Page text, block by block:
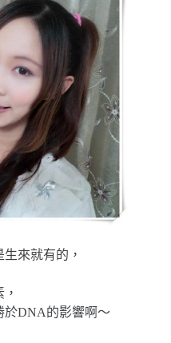
來就有的，
於DNA的影響啊～